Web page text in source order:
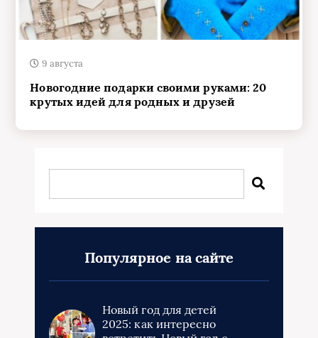
9 августа
Новогодние подарки своими руками: 20
крутых идей для родных и друзей
Популярное на сайте
Новый год для детей
2025: как интересно